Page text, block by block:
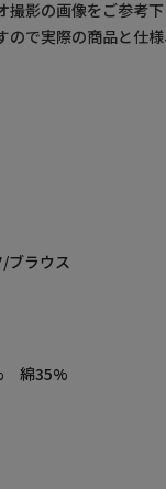
影の画像をご参考下
で実際の商品と仕
/ブラウス
綿35%